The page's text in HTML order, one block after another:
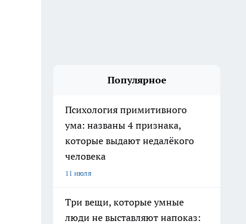
Популярное
Психология примитивного
ума: названы 4 признака,
которые выдают недалёкого
человека
11 июля
Три вещи, которые умные
люди не выставляют напоказ: